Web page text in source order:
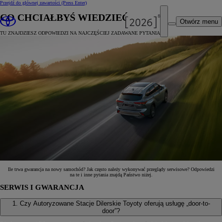
Przejdź do głównej zawartości (Press Enter)
Otwórz menu
CO CHCIAŁBYŚ WIEDZIEĆ?
TU ZNAJDZIESZ ODPOWIEDZI NA NAJCZĘŚCIEJ ZADAWANE PYTANIA
Ile trwa gwarancja na nowy samochód? Jak często należy wykonywać przeglądy serwisowe? Odpowiedzi
na te i inne pytania znajdą Państwo niżej.
SERWIS I GWARANCJA
1. Czy Autoryzowane Stacje Dilerskie Toyoty oferują usługę „door-to-
door”?